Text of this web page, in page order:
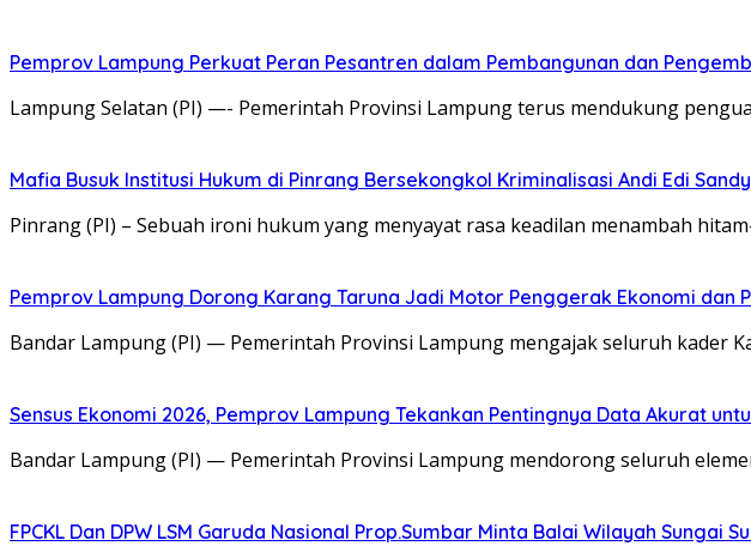
Pemprov Lampung Perkuat Peran Pesantren dalam Pembangunan dan
Lampung Selatan (PI) —- Pemerintah Provinsi Lampung terus mendukung
Mafia Busuk Institusi Hukum di Pinrang Bersekongkol Kriminalisasi Andi Edi Sandy
Pinrang (PI) – Sebuah ironi hukum yang menyayat rasa keadilan menambah
Pemprov Lampung Dorong Karang Taruna Jadi Motor Penggerak Ekonomi dan
Bandar Lampung (PI) — Pemerintah Provinsi Lampung mengajak seluruh kader
Sensus Ekonomi 2026, Pemprov Lampung Tekankan Pentingnya Data Akurat
Bandar Lampung (PI) — Pemerintah Provinsi Lampung mendorong seluruh
FPCKL Dan DPW LSM Garuda Nasional Prop.Sumbar Minta Balai Wilayah Sungai